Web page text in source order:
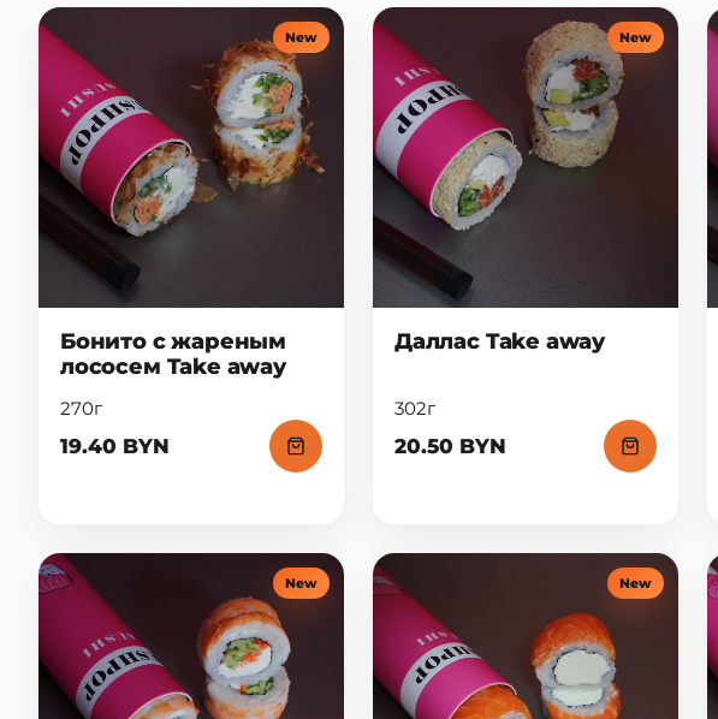
New
Бонито с жареным
лососем Take away
270г
19.40 BYN
New
Даллас Take away
302г
20.50 BYN
New New